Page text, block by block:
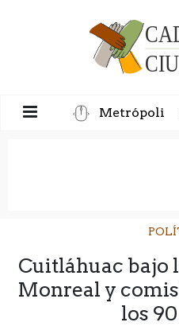
Metrópoli
Cuitláhuac bajo
Monreal y
los